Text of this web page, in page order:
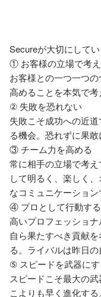
Secureが大切にして
① お客様の立場で考
お客様との一つ一つ
高めることを本気で考
② 失敗を恐れない
失敗こそ成功への近
る機会。恐れずに果敢
③ チーム力を高める
常に相手の立場で考
して明るく、楽しく
なコミュニケーション
④ プロとして行動する
高いプロフェッショナ
自ら果たすべき貢献
る。ライバルは昨日の
⑤ スピードを武器にす
スピードこそ最大の
こよりも早く進化する。